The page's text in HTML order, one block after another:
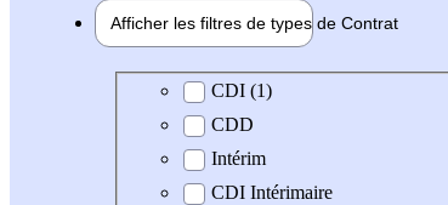
Afficher les filtres de types de Contrat
Type de contrat
CDI (1)
CDD
Intérim
CDI Intérimaire